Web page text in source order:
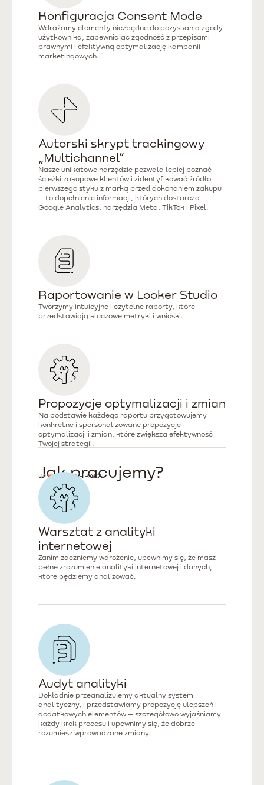
Konfiguracja Consent Mode
Wdrażamy elementy niezbędne do pozyskania zgody
użytkownika, zapewniając zgodność z przepisami
prawnymi i efektywną optymalizację kampanii
marketingowych.
Autorski skrypt trackingowy
„Multichannel”
Nasze unikatowe narzędzie pozwala lepiej poznać
ścieżki zakupowe klientów i zidentyfikować źródło
pierwszego styku z marką przed dokonaniem zakupu
– to dopełnienie informacji, których dostarcza
Google Analytics, narzędzia Meta, TikTok i Pixel.
Raportowanie w Looker Studio
Tworzymy intuicyjne i czytelne raporty, które
przedstawiają kluczowe metryki i wnioski.
Propozycje optymalizacji i zmian
Na podstawie każdego raportu przygotowujemy
konkretne i spersonalizowane propozycje
optymalizacji i zmian, które zwiększą efektywność
Twojej strategii.
04 WSPÓŁPRACA
Jak pracujemy?
Warsztat z analityki
internetowej
Zanim zaczniemy wdrożenie, upewnimy się, że masz
pełne zrozumienie analityki internetowej i danych,
które będziemy analizować.
Audyt analityki
Dokładnie przeanalizujemy aktualny system
analityczny, i przedstawiamy propozycję ulepszeń i
dodatkowych elementów – szczegółowo wyjaśniamy
każdy krok procesu i upewnimy się, że dobrze
rozumiesz wprowadzane zmiany.